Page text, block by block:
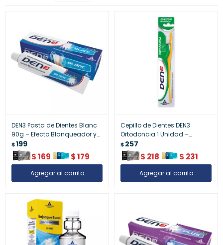
DEN3 Pasta de Dientes Blanc
90g – Efecto Blanqueador y
Frescura
$199
$169 $179
Cepillo de Dientes DEN3
Ortodoncia 1 Unidad –
Limpieza Precisa para
Brackets
$257
$ 218 $ 231